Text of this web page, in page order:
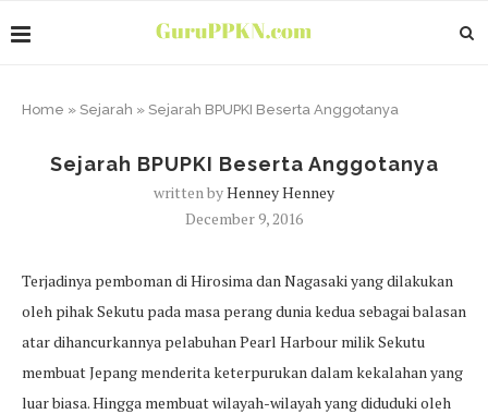
Home » Sejarah » Sejarah BPUPKI Beserta Anggotanya
Sejarah BPUPKI Beserta Anggotanya
written byHenney Henney
December 9, 2016
Terjadinya pemboman di Hirosima dan Nagasaki yang dilakukan
oleh pihak Sekutu pada masa perang dunia kedua sebagai balasan
atar dihancurkannya pelabuhan Pearl Harbour milik Sekutu
membuat Jepang menderita keterpurukan dalam kekalahan yang
luar biasa. Hingga membuat wilayah-wilayah yang diduduki oleh